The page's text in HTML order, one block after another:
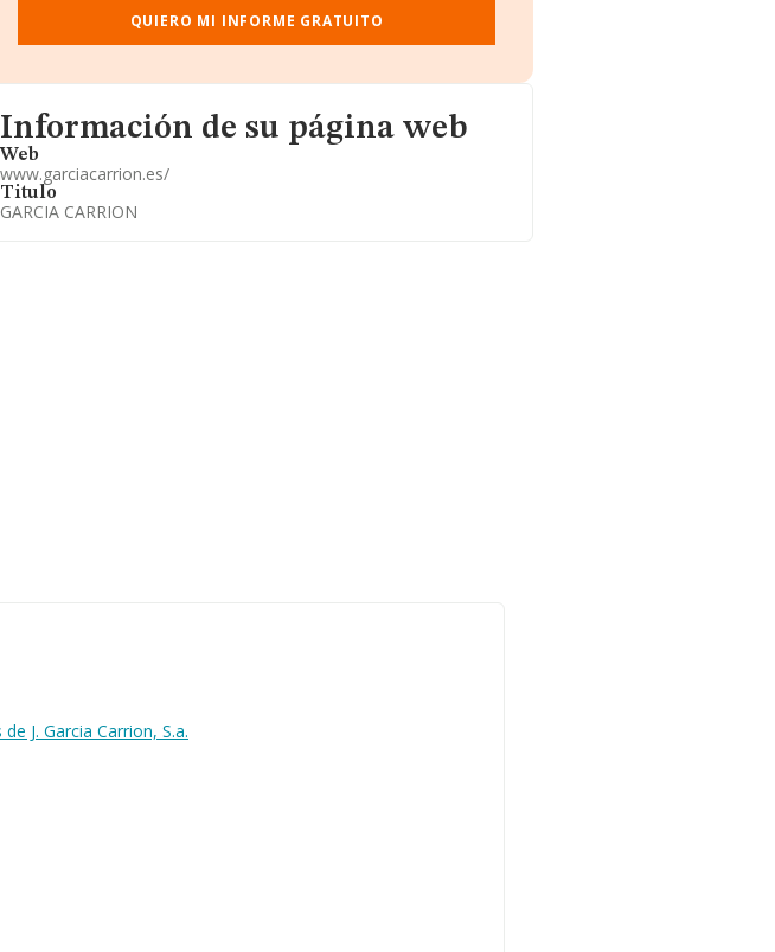
QUIERO MI INFORME GRATUITO
Informacion de su página web
Información de su página web
Web
www.garciacarrion.es/
Titulo
GARCIA CARRION
J. Garcia Carrion, S.a.